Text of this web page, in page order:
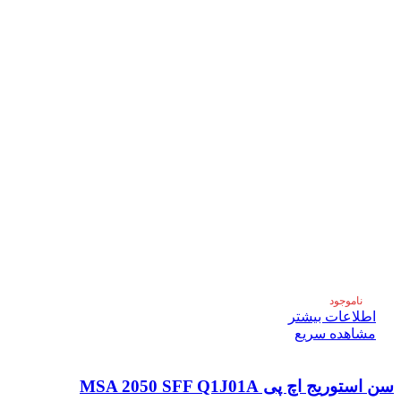
ناموجود
اطلاعات بیشتر
مشاهده سریع
سن استوریج اچ پی MSA 2050 SFF Q1J01A